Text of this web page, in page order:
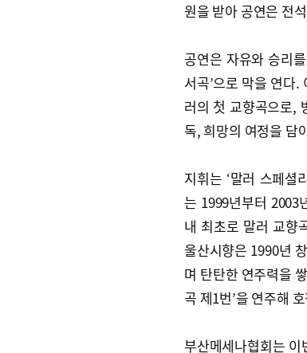
원을 받아 공연은 전
공연은 자유와 승리
서곡’으로 막을 연다.
러의 첫 교향곡으로,
독, 희망의 여정을 담
지휘는 ‘말러 스페셜
는 1999년부터 2003
내 최초로 말러 교향
울산시향은 1990년
며 탄탄한 연주력을
곡 제1번’을 연주해
부산메세나협회는